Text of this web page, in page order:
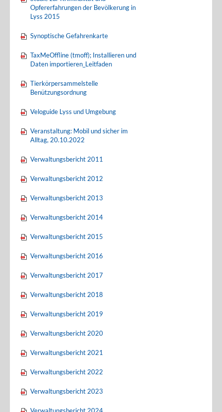
Opfererfahrungen der Bevölkerung in
Lyss 2015
Synoptische Gefahrenkarte
TaxMeOffline (tmoff); Installieren und
Daten importieren_Leitfaden
Tierkörpersammelstelle
Benützungsordnung
Veloguide Lyss und Umgebung
Veranstaltung: Mobil und sicher im
Alltag, 20.10.2022
Verwaltungsbericht 2011
Verwaltungsbericht 2012
Verwaltungsbericht 2013
Verwaltungsbericht 2014
Verwaltungsbericht 2015
Verwaltungsbericht 2016
Verwaltungsbericht 2017
Verwaltungsbericht 2018
Verwaltungsbericht 2019
Verwaltungsbericht 2020
Verwaltungsbericht 2021
Verwaltungsbericht 2022
Verwaltungsbericht 2023